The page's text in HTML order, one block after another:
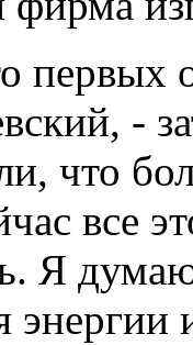
первых
-
что
все
Я